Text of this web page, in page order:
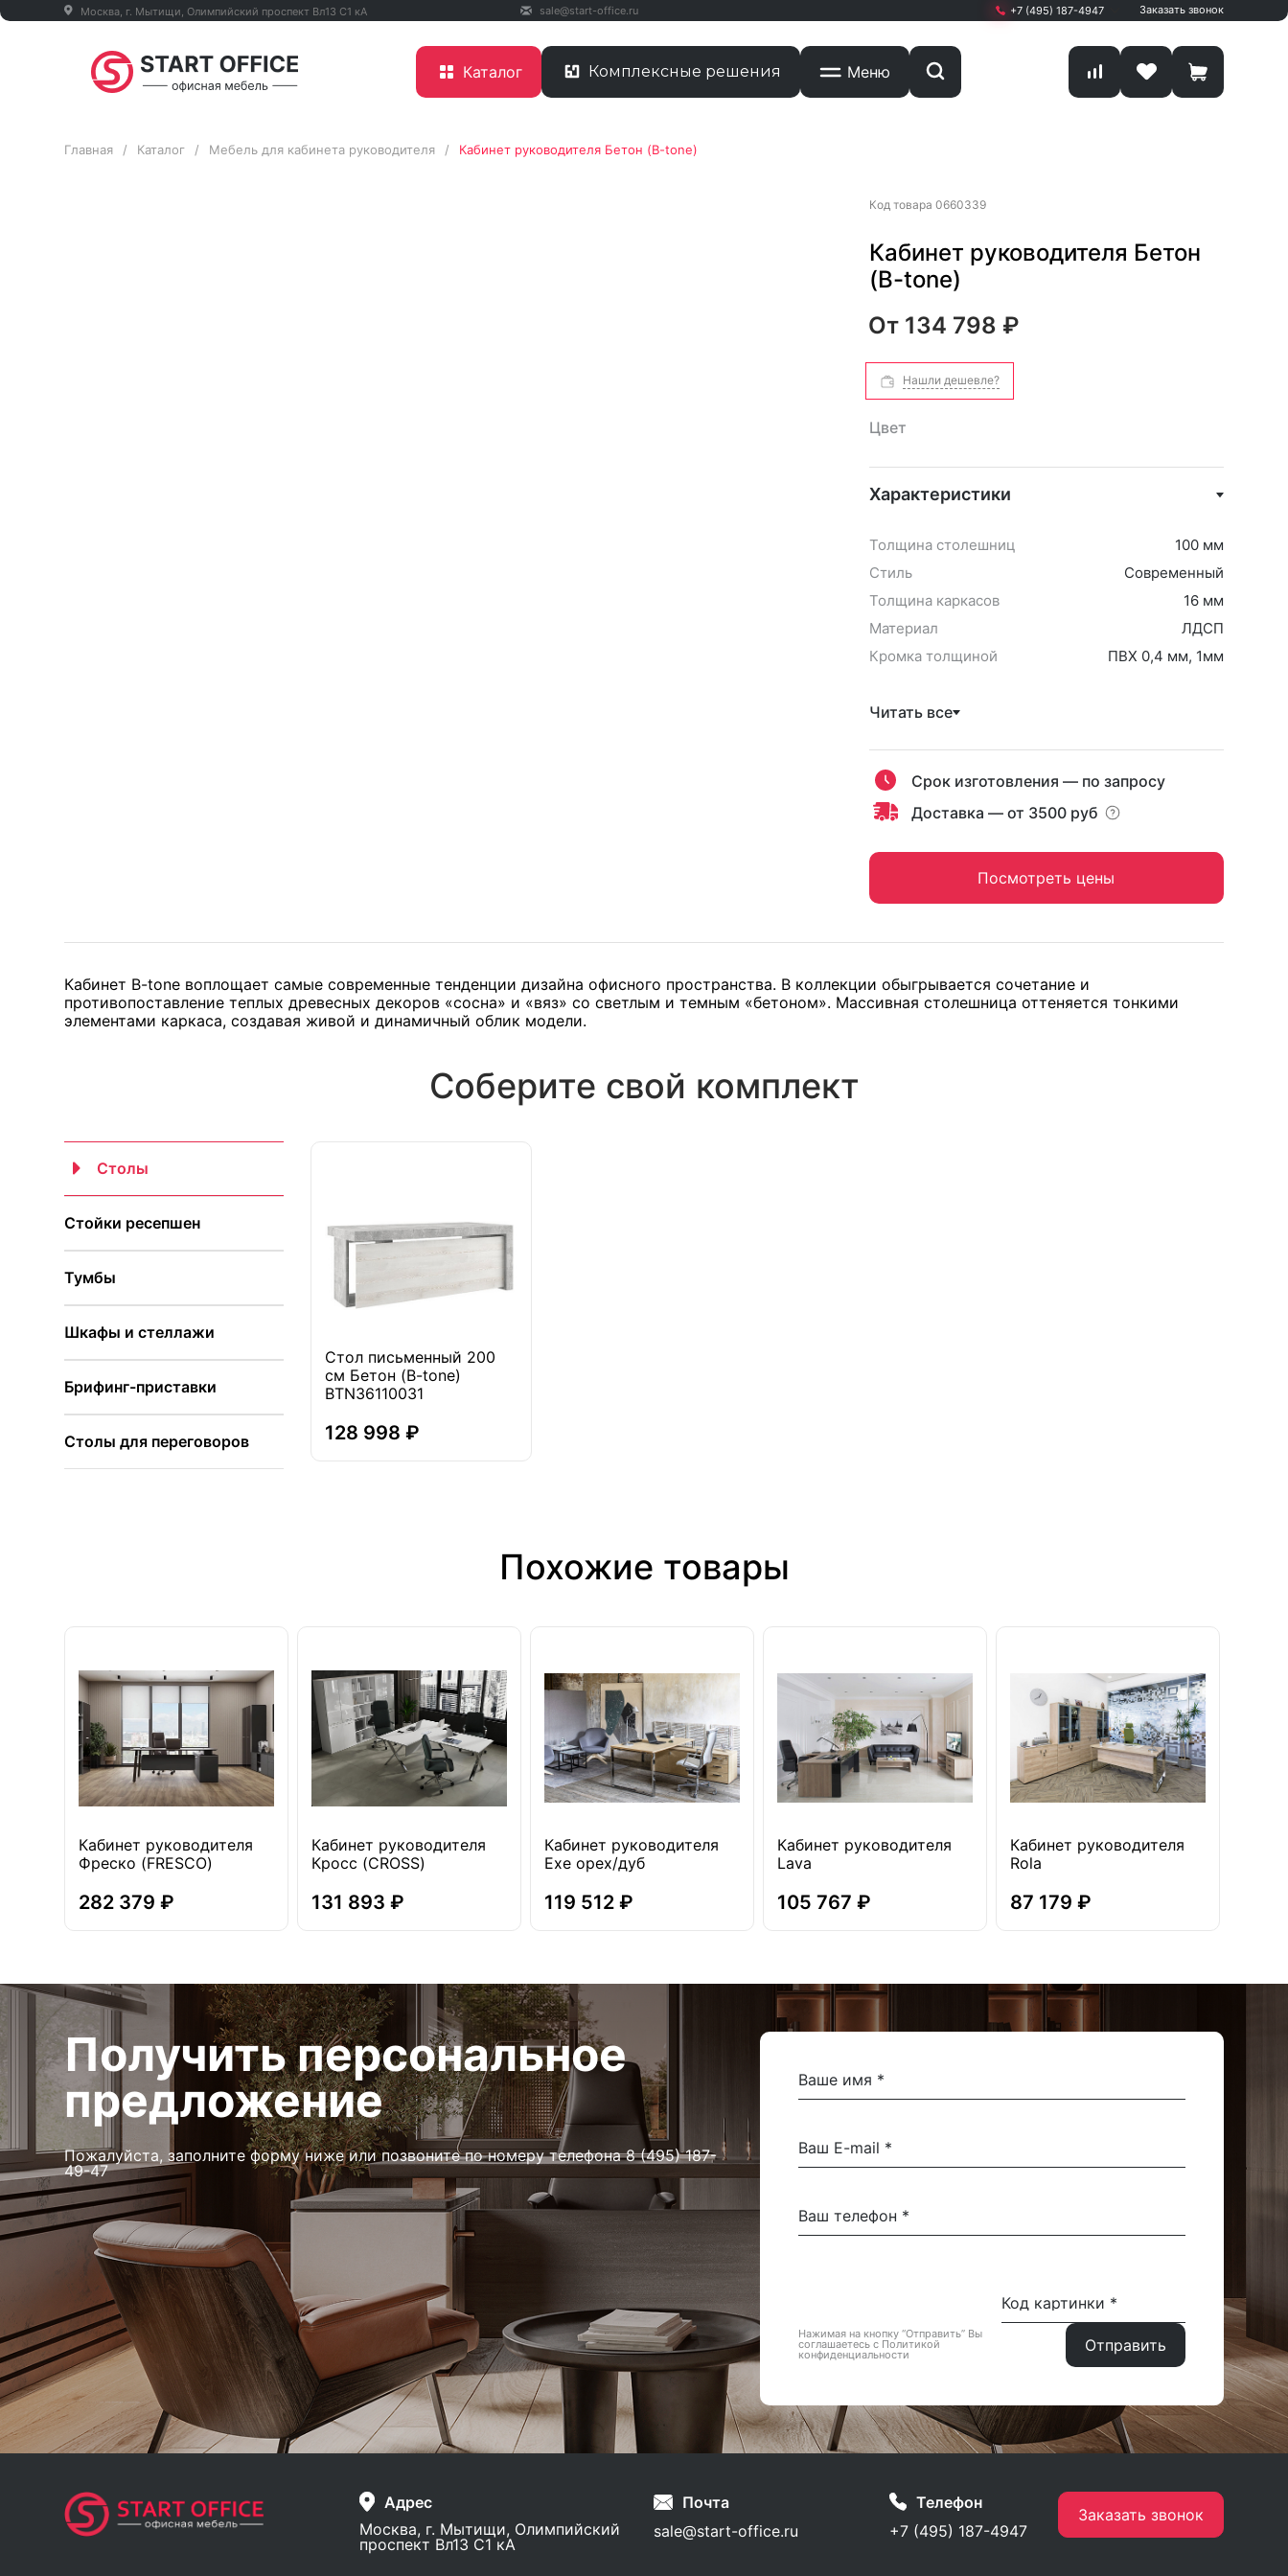
Москва, г. Мытищи, Олимпийский проспект Вл13 С1 кА sale@start-office.ru +7 (495) 187-4947
+7 (495) 187-4947
Олимпийский проспект
Заказать звонок
Каталог Комплексные решения Меню
Главная / Каталог / Мебель для кабинета руководителя / Кабинет руководителя Бетон (B-tone)
Код товара 0660339
Кабинет руководителя Бетон
(B-tone)
От 134 798 ₽
Нашли дешевле?
Цвет
Характеристики
Толщина столешниц
100 мм
Стиль
Современный
Толщина каркасов
16 мм
Материал
ЛДСП
Кромка толщиной
ПВХ 0,4 мм, 1мм
Читать все
Срок изготовления — по запросу
Доставка — от 3500 руб
Посмотреть цены
Кабинет B-tone воплощает самые современные тенденции дизайна офисного пространства. В коллекции обыгрывается сочетание и
противопоставление теплых древесных декоров «сосна» и «вяз» со светлым и темным «бетоном». Массивная столешница оттеняется тонкими
элементами каркаса, создавая живой и динамичный облик модели.
Соберите свой комплект
Столы
Стойки ресепшен
Тумбы
Шкафы и стеллажи
Брифинг-приставки
Столы для переговоров
Стол письменный 200
см Бетон (B-tone)
BTN36110031
128 998 ₽
Похожие товары
Кабинет руководителя
Фреско (FRESCO)
282 379 ₽
Кабинет руководителя
Кросс (CROSS)
131 893 ₽
Кабинет руководителя
Exe орех/дуб
119 512 ₽
Кабинет руководителя
Lava
105 767 ₽
Кабинет руководителя
Rola
87 179 ₽
Получить персональное
предложение
Пожалуйста, заполните форму ниже или позвоните по номеру телефона8 (495) 187-
49-47
Нажимая на кнопку “Отправить” Вы
соглашаетесь с Политикой
конфиденциальности
Адрес
Москва, г. Мытищи, Олимпийский
проспект Вл13 С1 кА
Почта
sale@start-office.ru
Телефон
+7 (495) 187-4947
Заказать звонок